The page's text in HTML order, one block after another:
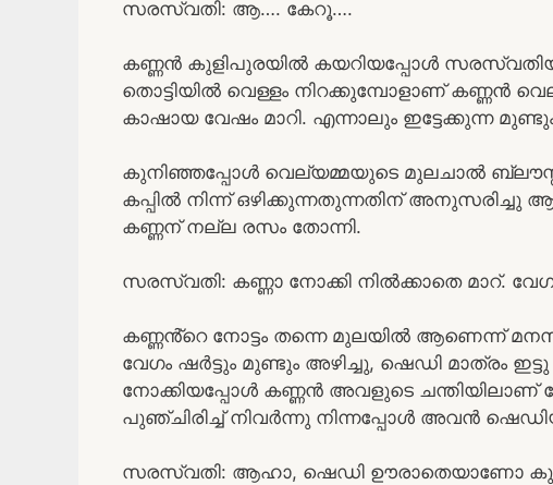
സരസ്വതി: ആ…. കേറൂ….
കണ്ണൻ കുളിപുരയിൽ കയറിയപ്പോൾ
തൊട്ടിയിൽ വെള്ളം നിറക്കുമ്പോളാണ് കണ്ണൻ
കാഷായ വേഷം മാറി. എന്നാലും ഇട്ടേക്കുന്ന
കുനിഞ്ഞപ്പോൾ വെല്യമ്മയുടെ മുലചാൽ
കപ്പിൽ നിന്ന് ഒഴിക്കുന്നതുന്നതിന്
കണ്ണന് നല്ല രസം തോന്നി.
സരസ്വതി: കണ്ണാ നോക്കി നിൽക്കാതെ മാറ്.
കണ്ണൻ്റെ നോട്ടം തന്നെ മുലയിൽ ആണെന്ന്
വേഗം ഷർട്ടും മുണ്ടും അഴിച്ചു, ഷെഡി മാത്രം
നോക്കിയപ്പോൾ കണ്ണൻ അവളുടെ ചന്തിയിലാണ്
പുഞ്ചിരിച്ച് നിവർന്നു നിന്നപ്പോൾ അവൻ
സരസ്വതി: ആഹാ, ഷെഡി ഊരാതെയാണോ